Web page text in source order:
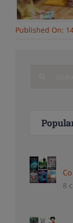
Published On:
8